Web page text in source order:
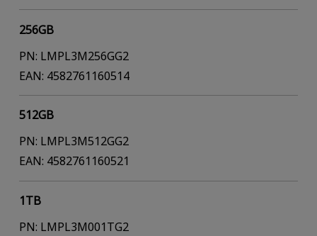
256GB
PN: LMPL3M256GG2
EAN: 4582761160514
512GB
PN: LMPL3M512GG2
EAN: 4582761160521
1TB
PN: LMPL3M001TG2